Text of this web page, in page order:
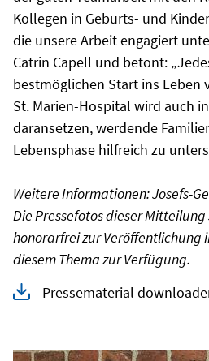
Kollegen in Geburts- und
die unsere Arbeit engagiert
Catrin Capell und betont:
bestmöglichen Start ins Leben
St. Marien-Hospital wird auch
daransetzen, werdende
Lebensphase hilfreich zu
Weitere Informationen: Josefs-
Die Pressefotos dieser
honorarfrei zur Veröffentlichung
diesem Thema zur Verfügung.
Pressematerial